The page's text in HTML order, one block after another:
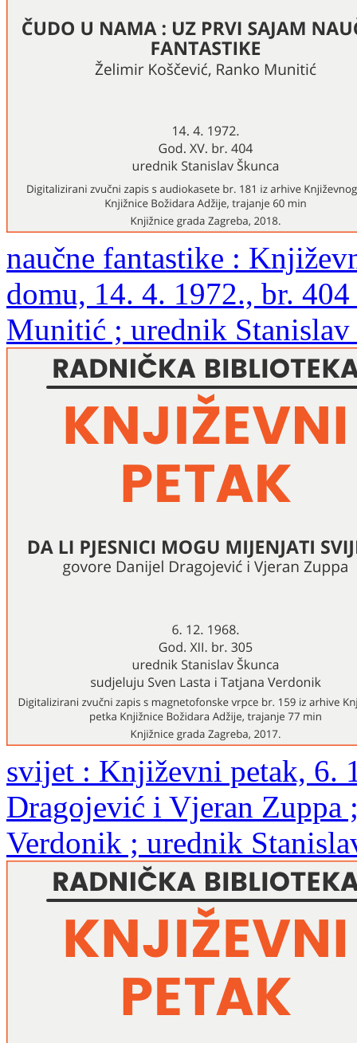
naučne fantastike :
domu, 14. 4. 1972., br.
Munitić ; urednik Stanislav
svijet : Književni petak, 6.
Dragojević i Vjeran Zuppa
Verdonik ; urednik